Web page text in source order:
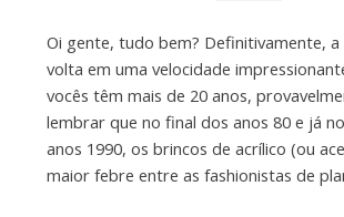
Oi gente, tudo bem? Definitivamente, a
volta em uma velocidade
vocês têm mais de 20 anos,
lembrar que no final dos anos 80 e já
anos 1990, os brincos de acrílico (ou
maior febre entre as fashionistas de